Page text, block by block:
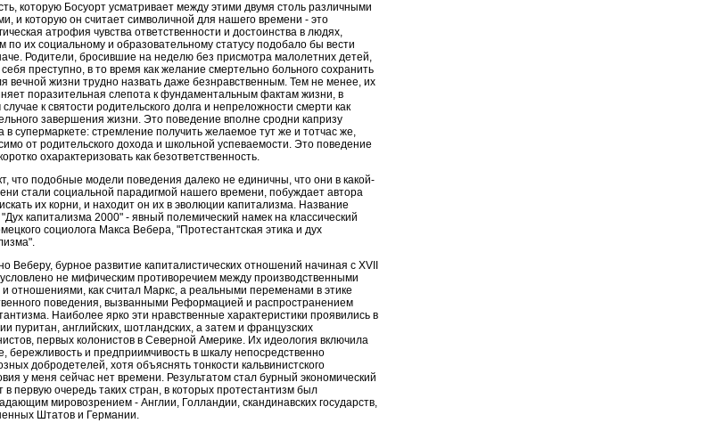
которую Босуорт усматривает между этими двумя столь различными
и которую он считает символичной для нашего времени - это
атрофия чувства ответственности и достоинства в людях,
по их социальному и образовательному статусу подобало бы вести
Родители, бросившие на неделю без присмотра малолетних детей,
преступно, в то время как желание смертельно больного сохранить
вечной жизни трудно назвать даже безнравственным. Тем не менее, их
поразительная слепота к фундаментальным фактам жизни, в
к святости родительского долга и непреложности смерти как
завершения жизни. Это поведение вполне сродни капризу
в супермаркете: стремление получить желаемое тут же и тотчас же,
от родительского дохода и школьной успеваемости. Это поведение
охарактеризовать как безответственность.
что подобные модели поведения далеко не единичны, что они в какой-
стали социальной парадигмой нашего времени, побуждает автора
их корни, и находит он их в эволюции капитализма. Название
"Дух капитализма 2000" - явный полемический намек на классический
социолога Макса Вебера, "Протестантская этика и дух
Веберу, бурное развитие капиталистических отношений начиная с XVII
не мифическим противоречием между производственными
отношениями, как считал Маркс, а реальными переменами в этике
поведения, вызванными Реформацией и распространением
Наиболее ярко эти нравственные характеристики проявились в
пуритан, английских, шотландских, а затем и французских
первых колонистов в Северной Америке. Их идеология включила
бережливость и предприимчивость в шкалу непосредственно
добродетелей, хотя объяснять тонкости кальвинистского
у меня сейчас нет времени. Результатом стал бурный экономический
в первую очередь таких стран, в которых протестантизм был
мировозрением - Англии, Голландии, скандинавских государств,
Штатов и Германии.